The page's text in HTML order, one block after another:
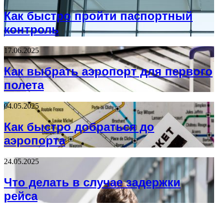
Как быстро пройти паспортный
контроль
17.06.2025
Как выбрать аэропорт для первого
полета
04.05.2025
Как быстро добраться до
аэропорта
24.05.2025
Что делать в случае задержки
рейса